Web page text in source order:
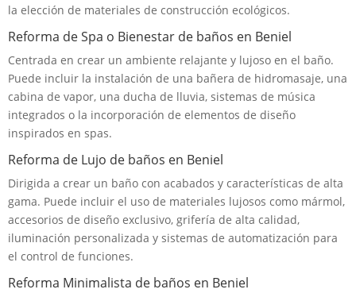
la elección de materiales de construcción ecológicos.
Reforma de Spa o Bienestar de baños en Beniel
Centrada en crear un ambiente relajante y lujoso en el baño.
Puede incluir la instalación de una bañera de hidromasaje, una
cabina de vapor, una ducha de lluvia, sistemas de música
integrados o la incorporación de elementos de diseño
inspirados en spas.
Reforma de Lujo de baños en Beniel
Dirigida a crear un baño con acabados y características de alta
gama. Puede incluir el uso de materiales lujosos como mármol,
accesorios de diseño exclusivo, grifería de alta calidad,
iluminación personalizada y sistemas de automatización para
el control de funciones.
Reforma Minimalista de baños en Beniel